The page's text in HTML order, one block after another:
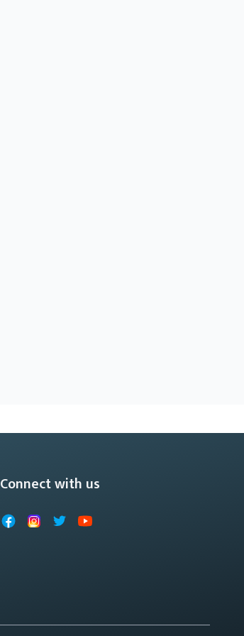
Connect with us
FacebookInstagram
X YouTube